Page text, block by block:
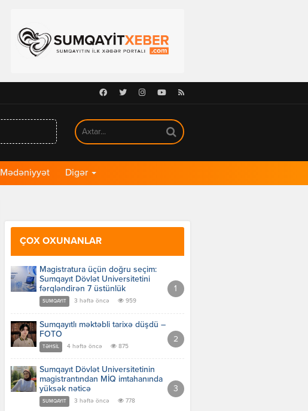
Facebook
TwitterInstagramYoutubeRSS
Mədəniyyət Digər
ÇOX OXUNANLAR
Magistratura üçün doğru seçim:
Sumqayıt Dövlət Universitetini
fərqləndirən 7 üstünlük
SUMQAYIT 3 həftə öncə 959
Sumqayıtlı məktəbli tarixə düşdü –
FOTO
TƏHSIL 4 həftə öncə 875
Sumqayıt Dövlət Universitetinin
magistrantından MİQ imtahanında
yüksək nəticə
SUMQAYIT 3 həftə öncə 778